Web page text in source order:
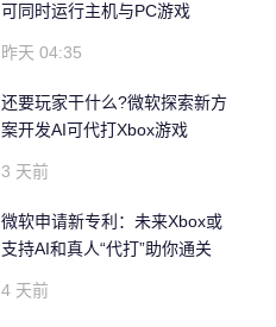
可同时运行主机与PC游戏
昨天 04:35
还要玩家干什么?微软探索新方
案开发AI可代打Xbox游戏
3 天前
微软申请新专利：未来Xbox或
支持AI和真人“代打”助你通关
4 天前